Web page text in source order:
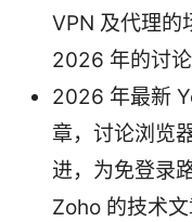
VPN 及代理的
2026 年的讨论
2026 年最新
章，讨论浏览
进，为免登录
Zoho 的技术